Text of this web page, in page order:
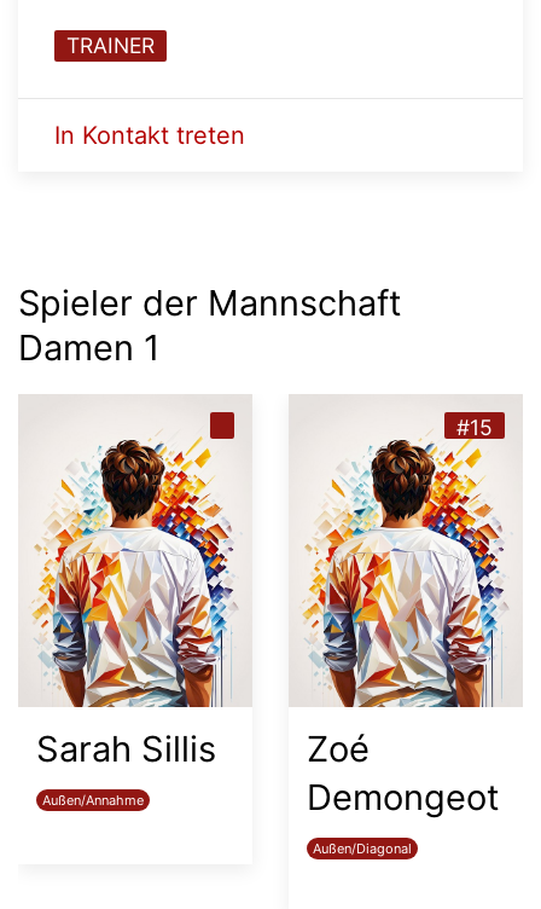
TRAINER
In Kontakt treten
Spieler der Mannschaft
Damen 1
Sina Mahn
Diagonal
#3
Brigitte
Enderle-
Martin